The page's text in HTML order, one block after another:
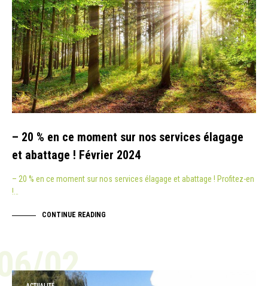
– 20 % en ce moment sur nos services élagage
et abattage ! Février 2024
– 20 % en ce moment sur nos services élagage et abattage ! Profitez-en
!…
CONTINUE READING
02